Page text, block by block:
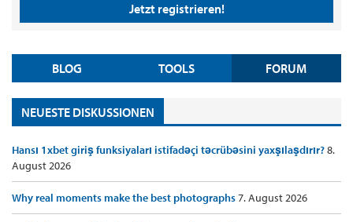
Jetzt registrieren!
BLOG TOOLS FORUM
NEUESTE DISKUSSIONEN
Hansı 1xbet giriş funksiyaları istifadəçi təcrübəsini yaxşılaşdırır?8.
August 2026
Why real moments make the best photographs7. August 2026